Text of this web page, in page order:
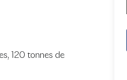
120 tonnes de